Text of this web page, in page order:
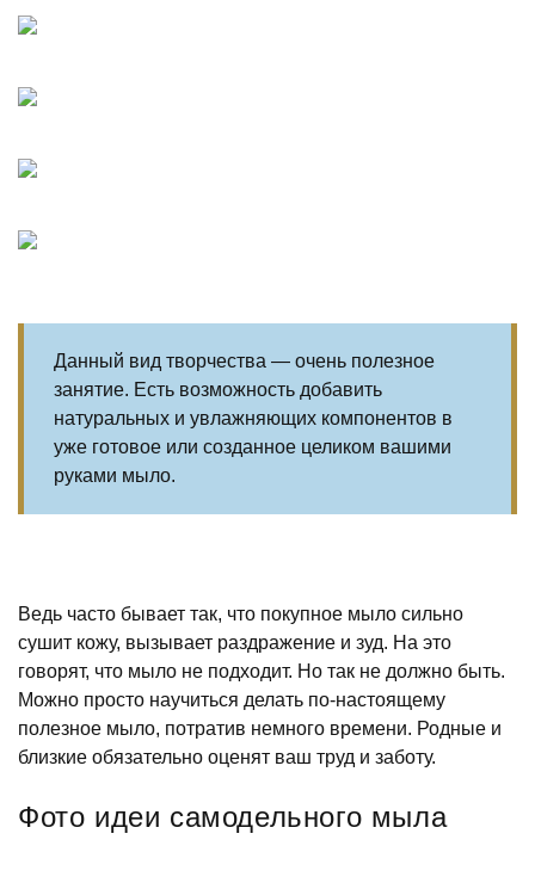
Данный вид творчества — очень полезное
занятие. Есть возможность добавить
натуральных и увлажняющих компонентов в
уже готовое или созданное целиком вашими
руками мыло.
Ведь часто бывает так, что покупное мыло сильно
сушит кожу, вызывает раздражение и зуд. На это
говорят, что мыло не подходит. Но так не должно быть.
Можно просто научиться делать по-настоящему
полезное мыло, потратив немного времени. Родные и
близкие обязательно оценят ваш труд и заботу.
Фото идеи самодельного мыла